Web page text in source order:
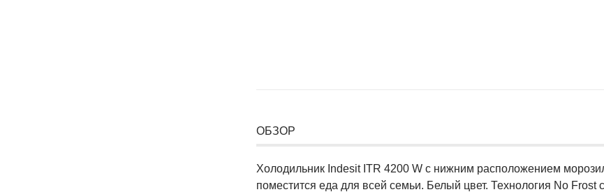
ОБЗОР
Холодильник Indesit ITR 4200 W с нижним расположением
поместится еда для всей семьи. Белый цвет. Технология No